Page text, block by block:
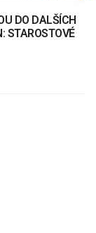
DO DALŠÍCH
STAROSTOVÉ